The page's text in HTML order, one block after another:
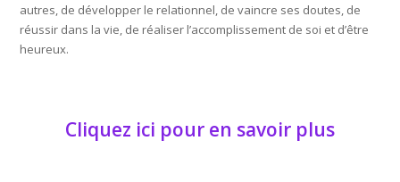
autres, de développer le relationnel, de vaincre ses doutes, de
réussir dans la vie, de réaliser l’accomplissement de soi et d’être
heureux.
Cliquez ici pour en savoir plus